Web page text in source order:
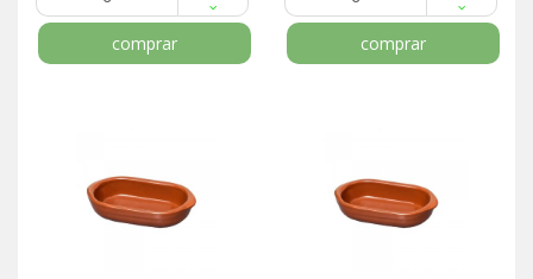
comprar comprar